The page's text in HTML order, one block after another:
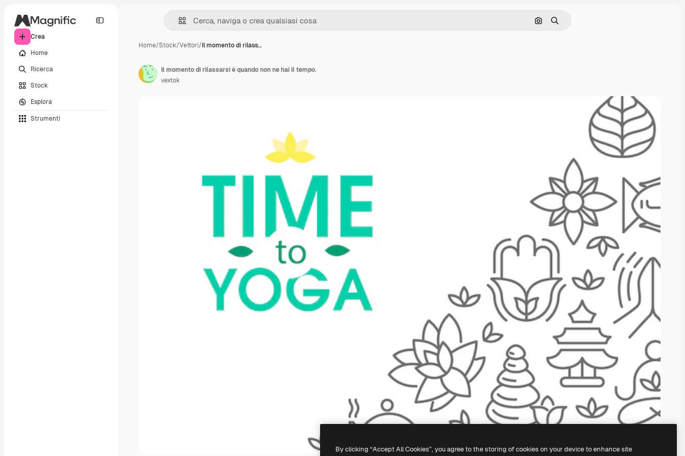
Crea
Home
Ricerca
Stock
Esplora
Strumenti
Cerca per immagine
Ricerca
Home/Stock/Vettori/Il momento di rilass…
Il momento di rilassarsi è quando non ne hai il tempo.
vextok
By clicking “Accept All Cookies”, you agree to the storing of cookies on your device to enhance site